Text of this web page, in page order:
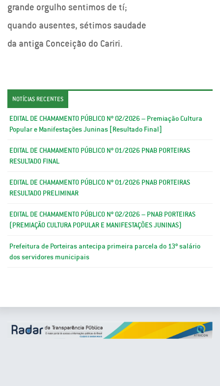
grande orgulho sentimos de tí;
quando ausentes, sétimos saudade
da antiga Conceição do Cariri.
NOTÍCIAS RECENTES
EDITAL DE CHAMAMENTO PÚBLICO Nº 02/2026 – Premiação Cultura
Popular e Manifestações Juninas [Resultado Final]
EDITAL DE CHAMAMENTO PÚBLICO Nº 01/2026 PNAB PORTEIRAS
RESULTADO FINAL
EDITAL DE CHAMAMENTO PÚBLICO Nº 01/2026 PNAB PORTEIRAS
RESULTADO PRELIMINAR
EDITAL DE CHAMAMENTO PÚBLICO Nº 02/2026 – PNAB PORTEIRAS
(PREMIAÇÃO CULTURA POPULAR E MANIFESTAÇÕES JUNINAS)
Prefeitura de Porteiras antecipa primeira parcela do 13º salário
dos servidores municipais